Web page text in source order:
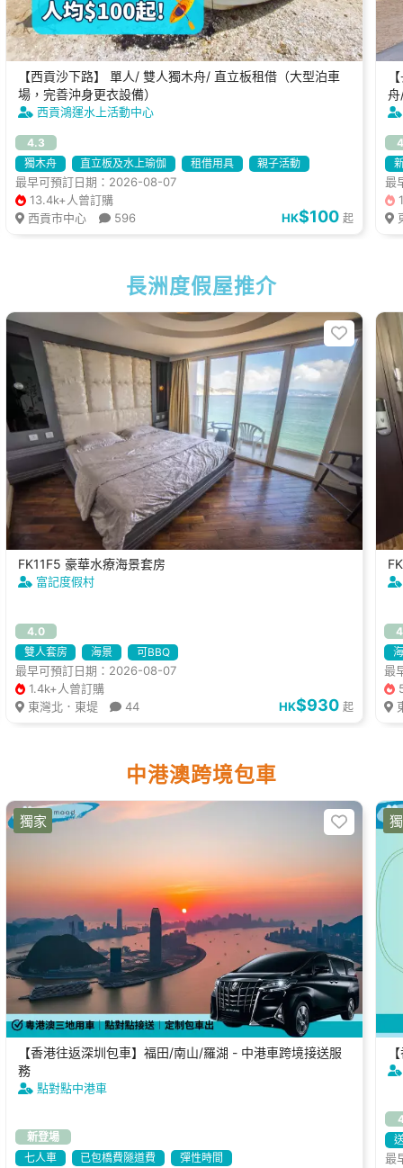
【西貢沙下路】 單人/ 雙人獨木舟/ 直立板租借（大型泊車
場，完善沖身更衣設備）
西貢鴻運水上活動中心
4.3
獨木舟
直立板及水上瑜伽 租借用具
親子活動
可帶寵物
最早可預訂日期：2026-08-07
13.4k+人曾訂購
西貢市中心
596 HK$100 起
最
長洲度假屋推介
FK11F5 豪華水療海景套房
富記度假村
4.0
雙人套房
海景 可BBQ
最早可預訂日期：2026-08-07
1.4k+人曾訂購
東灣北．東堤
44 HK$930 起
最
中港澳跨境包車
【香港往返深圳包車】福田/南山/羅湖 - 中港車跨境接送服
務
點對點中港車
新登場
七人車
已包橋費隧道費 彈性時間
獨家
最